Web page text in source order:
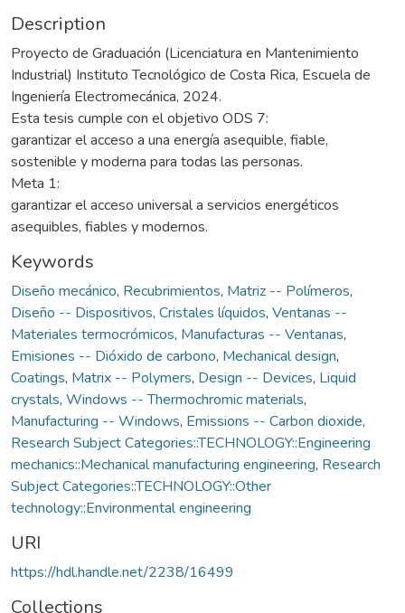
Description
Proyecto de Graduación (Licenciatura en Mantenimiento
Industrial) Instituto Tecnológico de Costa Rica, Escuela de
Ingeniería Electromecánica, 2024.
Esta tesis cumple con el objetivo ODS 7:
garantizar el acceso a una energía asequible, fiable,
sostenible y moderna para todas las personas.
Meta 1:
garantizar el acceso universal a servicios energéticos
asequibles, fiables y modernos.
Keywords
Diseño mecánico, Recubrimientos, Matriz -- Polímeros,
Diseño -- Dispositivos, Cristales líquidos, Ventanas --
Materiales termocrómicos, Manufacturas -- Ventanas,
Emisiones -- Dióxido de carbono, Mechanical design,
Coatings, Matrix -- Polymers, Design -- Devices, Liquid
crystals, Windows -- Thermochromic materials,
Manufacturing -- Windows, Emissions -- Carbon dioxide,
Research Subject Categories::TECHNOLOGY::Engineering
mechanics::Mechanical manufacturing engineering, Research
Subject Categories::TECHNOLOGY::Other
technology::Environmental engineering
URI
https://hdl.handle.net/2238/16499
Collections